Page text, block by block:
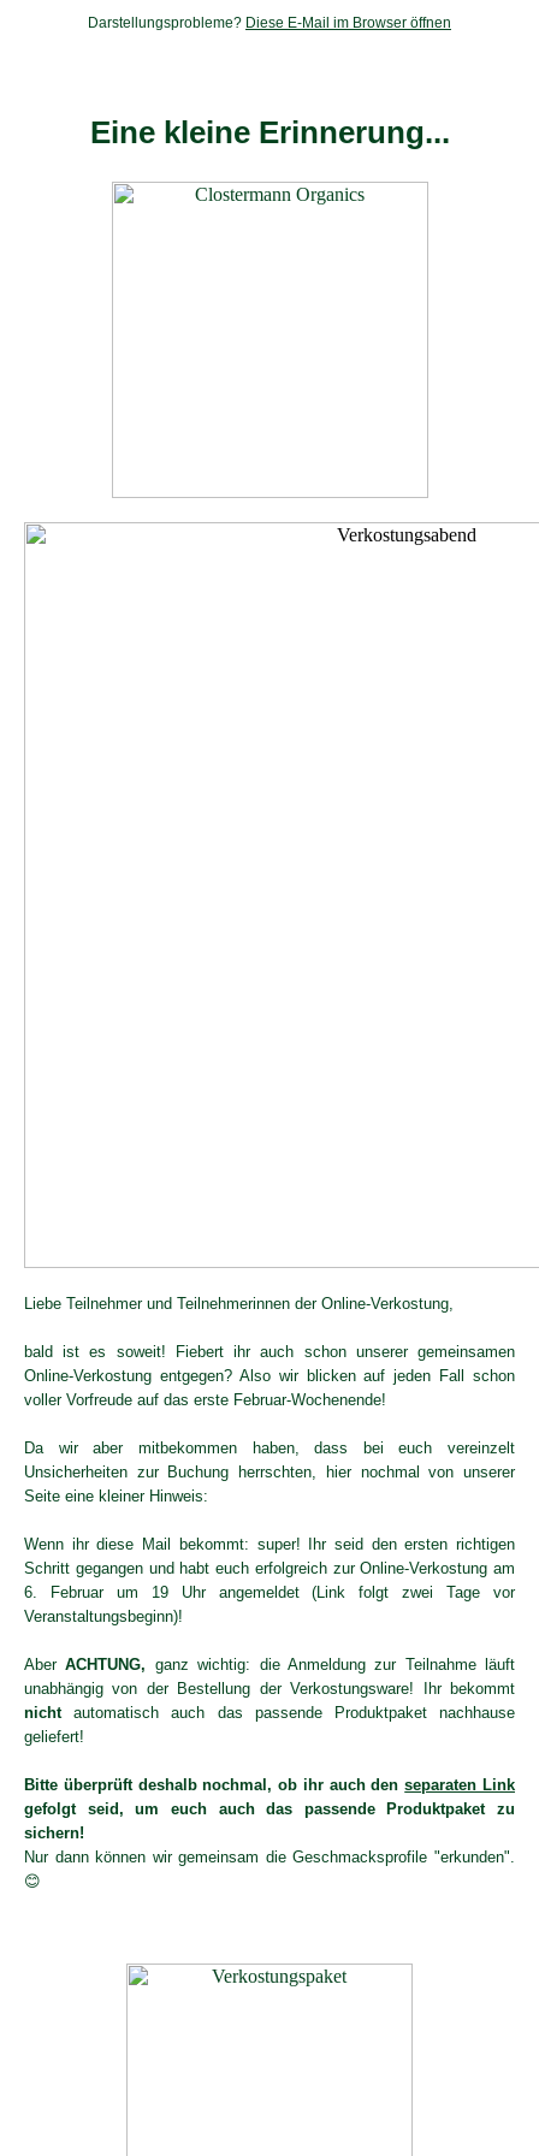
Darstellungsprobleme? Diese E-Mail im Browser öffnen
Eine kleine Erinnerung...
Liebe Teilnehmer und Teilnehmerinnen der Online-Verkostung,
bald ist es soweit! Fiebert ihr auch schon unserer gemeinsamen
Online-Verkostung entgegen? Also wir blicken auf jeden Fall schon
voller Vorfreude auf das erste Februar-Wochenende!
Da wir aber mitbekommen haben, dass bei euch vereinzelt
Unsicherheiten zur Buchung herrschten, hier nochmal von unserer
Seite eine kleiner Hinweis:
Wenn ihr diese Mail bekommt: super! Ihr seid den ersten richtigen
Schritt gegangen und habt euch erfolgreich zur Online-Verkostung am
6. Februar um 19 Uhr angemeldet (Link folgt zwei Tage vor
Veranstaltungsbeginn)!
AberACHTUNG, ganz wichtig: die Anmeldung zur Teilnahme läuft
unabhängig von der Bestellung der Verkostungsware! Ihr bekommt
nichtautomatisch auch das passende Produktpaket nachhause
geliefert!
Bitte überprüft deshalb nochmal, ob ihr auch denseparaten Link
gefolgt seid, um euch auch das passende Produktpaket zu
sichern!
Nur dann können wir gemeinsam die Geschmacksprofile "erkunden".
😊